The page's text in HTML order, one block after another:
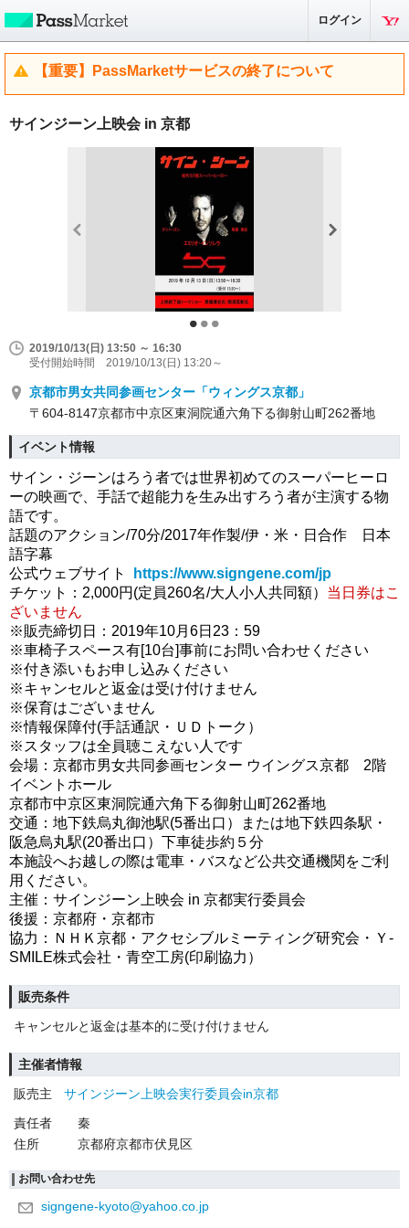
ログイン
【重要】PassMarketサービスの終了について
サインジーン上映会 in 京都
2019/10/13(日) 13:50 ～ 16:30
受付開始時間 2019/10/13(日) 13:20～
京都市男女共同参画センター「ウィングス京都」
〒604-8147京都市中京区東洞院通六角下る御射山町262番地
イベント情報
サイン・ジーンはろう者では世界初めてのスーパーヒーロ
ーの映画で、 手話で超能力を生み出すろう者が主演する物
語です。
話題のアクション/70分/2017年作製/伊・米・日合作 日本
語字幕
公式ウェブサイト
https://www.signgene.com/jp
チケット：2,000円(定員260名/大人小人共同額） 当日券はこ
ざいません
※販売締切日：2019年10月6日23：59
※車椅子スペース有[10台]事前にお問い合わせください
※付き添いもお申し込みください
※キャンセルと返金は受け付けません
※保育はございません
※情報保障付(手話通訳・ＵＤトーク）
※スタッフは全員聴こえない人です
会場：京都市男女共同参画センター ウイングス京都 2階
イベントホール
京都市中京区東洞院通六角下る御射山町262番地
交通：地下鉄烏丸御池駅(5番出口）または地下鉄四条駅・
阪急烏丸駅(20番出口）下車徒歩約５分
本施設へお越しの際は電車・バスなど公共交通機関をご利
用ください。
主催：サインジーン上映会 in 京都実行委員会
後援：京都府・京都市
協力：ＮＨＫ京都・アクセシブルミーティング研究会・Ｙ-
SMILE株式会社・青空工房(印刷協力）
販売条件
キャンセルと返金は基本的に受け付けません
主催者情報
販売主
サインジーン上映会実行委員会in京都
責任者
秦
住所
京都府京都市伏見区
お問い合わせ先
signgene-kyoto@yahoo.co.jp